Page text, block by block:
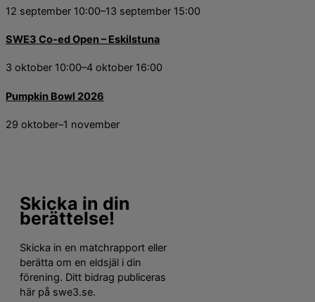
12 september 10:00–13 september 15:00
SWE3 Co-ed Open – Eskilstuna
3 oktober 10:00–4 oktober 16:00
Pumpkin Bowl 2026
29 oktober–1 november
Skicka in din
berättelse!
Skicka in en matchrapport eller
berätta om en eldsjäl i din
förening. Ditt bidrag publiceras
här på swe3.se.